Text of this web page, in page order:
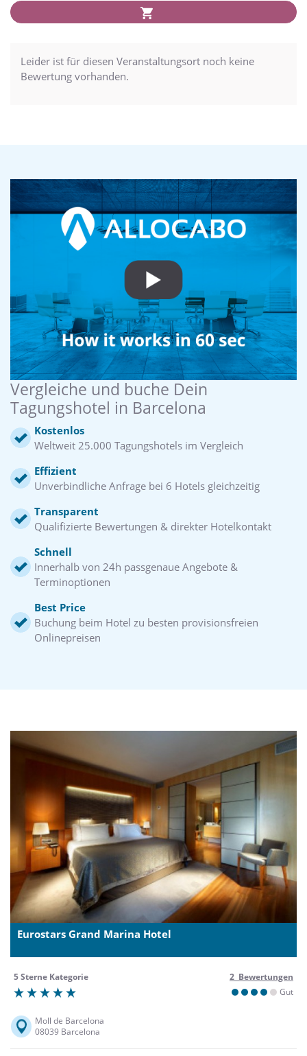
Leider ist für diesen Veranstaltungsort noch keine
Bewertung vorhanden.
Vergleiche und buche Dein
Tagungshotel in Barcelona
Kostenlos
Weltweit 25.000 Tagungshotels im Vergleich
Effizient
Unverbindliche Anfrage bei 6 Hotels gleichzeitig
Transparent
Qualifizierte Bewertungen & direkter Hotelkontakt
Schnell
Innerhalb von 24h passgenaue Angebote &
Terminoptionen
Best Price
Buchung beim Hotel zu besten provisionsfreien
Onlinepreisen
Eurostars Grand Marina Hotel
5 Sterne Kategorie
2 Bewertungen
Gut
Moll de Barcelona
08039 Barcelona